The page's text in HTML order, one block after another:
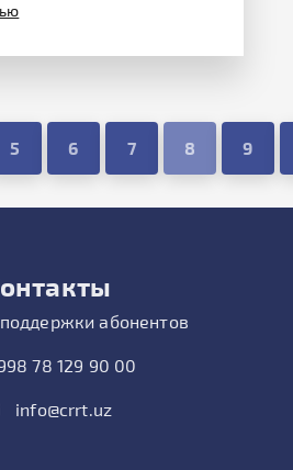
5 6 7 8 9
абонентов
78 129 90 00
info@crrt.uz